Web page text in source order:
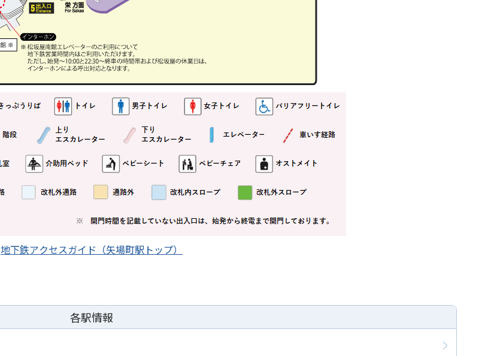
地下鉄アクセスガイド（矢場町駅トップ）
各駅情報